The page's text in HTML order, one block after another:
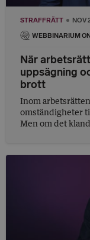
STRAFFRÄTT NOV
WEBBINARIUM
När
uppsägning
brott
Inom
omständigheter
Men om det